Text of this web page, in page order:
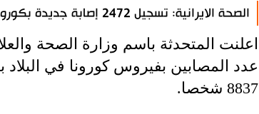
الصحة الايرانية: تسجيل 2472 إصابة جديدة بكورونا
اعلنت المتحدثة باسم وزارة الصحة
8837 شخصا.